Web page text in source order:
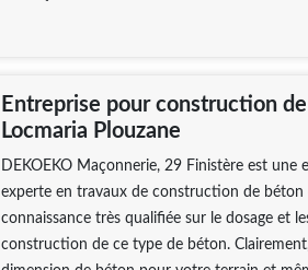
Entreprise pour construction
Locmaria Plouzane
DEKOEKO Maçonnerie, 29 Finistère est une
experte en travaux de construction de béton
connaissance très qualifiée sur le dosage et
construction de ce type de béton.